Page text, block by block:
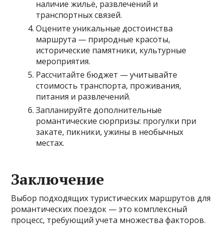
наличие жильё, развлечений и
транспортных связей.
Оцените уникальные достоинства
маршрута — природные красоты,
исторические памятники, культурные
мероприятия.
Рассчитайте бюджет — учитывайте
стоимость транспорта, проживания,
питания и развлечений.
Запланируйте дополнительные
романтические сюрпризы: прогулки при
закате, пикники, ужины в необычных
местах.
Заключение
Выбор подходящих туристических маршрутов для
романтических поездок — это комплексный
процесс, требующий учета множества факторов.